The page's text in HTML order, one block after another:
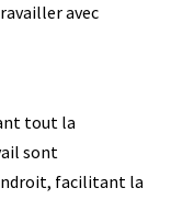
avec
tout la
sont
facilitant la